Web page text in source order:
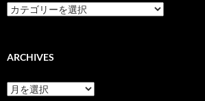
categories
ARCHIVES
archives